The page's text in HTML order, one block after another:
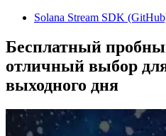
Solana Stream SDK
Бесплатный
отличный выбор
выходного дня